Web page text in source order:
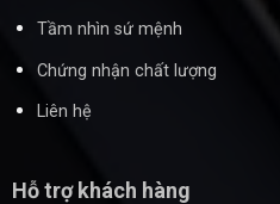
Tầm nhìn sứ mệnh
Chứng nhận chất lượng
Liên hệ
Hỗ trợ khách hàng